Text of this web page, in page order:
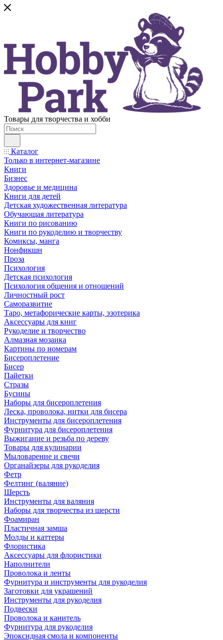
Товары для творчества и хобби
Каталог
Только в интернет-магазине
Книги
Бизнес
Здоровье и медицина
Книги для детей
Детская художественная литература
Обучающая литература
Книги по рисованию
Книги по рукоделию и творчеству
Комиксы, манга
Нонфикшн
Проза
Психология
Детская психология
Психология общения и отношений
Личностный рост
Саморазвитие
Таро, метафорические карты, эзотерика
Аксессуары для книг
Рукоделие и творчество
Алмазная мозаика
Картины по номерам
Бисероплетение
Бисер
Пайетки
Стразы
Бусины
Наборы для бисероплетения
Леска, проволока, нитки для бисера
Инструменты для бисероплетения
Фурнитура для бисероплетения
Выжигание и резьба по дереву
Товары для кулинарии
Мыловарение и свечи
Органайзеры для рукоделия
Фетр
Фелтинг (валяние)
Шерсть
Инструменты для валяния
Наборы для творчества из шерсти
Фоамиран
Пластичная замша
Молды и каттеры
Флористика
Аксессуары для флористики
Наполнители
Проволока и ленты
Фурнитура и инструменты для рукоделия
Заготовки для украшений
Инструменты для рукоделия
Подвески
Проволока и канитель
Фурнитура для рукоделия
Эпоксидная смола и компоненты